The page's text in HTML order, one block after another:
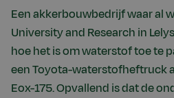
Een akkerbouwbedrijf waar al
University and Research in
hoe het is om waterstof toe te
een Toyota-waterstofheftruck
Eox-175. Opvallend is dat de